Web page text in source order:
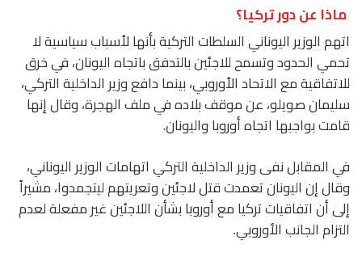
ماذا عن دور تركيا؟
اتهم الوزير اليوناني السلطات التركية بأنها لأسباب سياسية لا
تحمي الحدود وتسمح للاجئين بالتدفق باتجاه اليونان، في خرق
للاتفاقية مع الاتحاد الأوروبي، بينما دافع وزير الداخلية التركي،
سليمان صويلو، عن موقف بلاده في ملف الهجرة، وقال إنها
قامت بواجبها اتجاه أوروبا واليونان.
في المقابل نفى وزير الداخلية التركي اتهامات الوزير اليوناني،
وقال إن اليونان تعمدت قتل لاجئين وتعريتهم ليتجمدوا، مشيراً
إلى أن اتفاقيات تركيا مع أوروبا بشأن اللاجئين غير مفعلة لعدم
التزام الجانب الأوروبي.